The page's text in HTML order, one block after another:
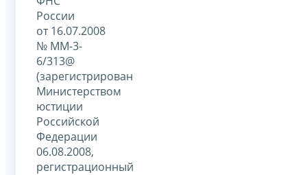
России
от 16.07.2008
№ ММ-3-
6/313@
(зарегистрирован
Министерством
юстиции
Российской
Федерации
06.08.2008,
регистрационный